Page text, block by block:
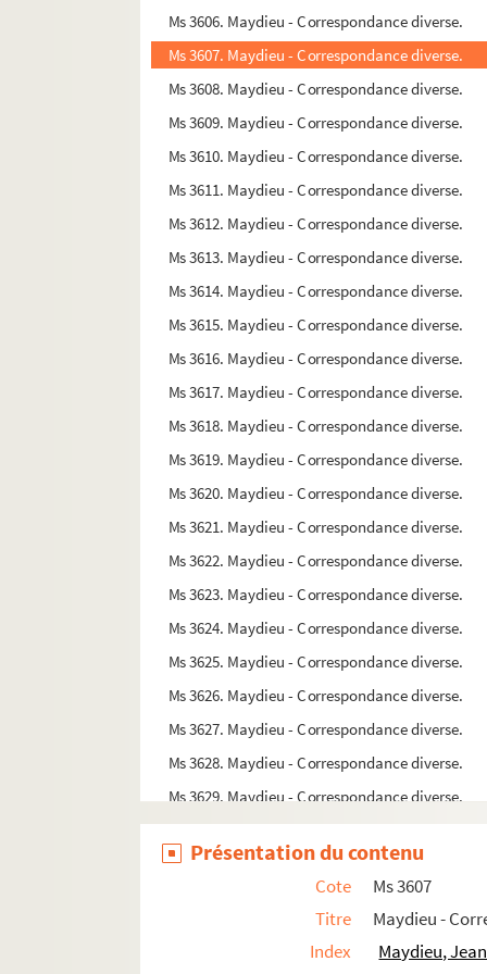
Ms 3606. Maydieu - Correspondance diverse.
Ms 3607. Maydieu - Correspondance diverse.
Ms 3608. Maydieu - Correspondance diverse.
Ms 3609. Maydieu - Correspondance diverse.
Ms 3610. Maydieu - Correspondance diverse.
Ms 3611. Maydieu - Correspondance diverse.
Ms 3612. Maydieu - Correspondance diverse.
Ms 3613. Maydieu - Correspondance diverse.
Ms 3614. Maydieu - Correspondance diverse.
Ms 3615. Maydieu - Correspondance diverse.
Ms 3616. Maydieu - Correspondance diverse.
Ms 3617. Maydieu - Correspondance diverse.
Ms 3618. Maydieu - Correspondance diverse.
Ms 3619. Maydieu - Correspondance diverse.
Ms 3620. Maydieu - Correspondance diverse.
Ms 3621. Maydieu - Correspondance diverse.
Ms 3622. Maydieu - Correspondance diverse.
Ms 3623. Maydieu - Correspondance diverse.
Ms 3624. Maydieu - Correspondance diverse.
Ms 3625. Maydieu - Correspondance diverse.
Ms 3626. Maydieu - Correspondance diverse.
Ms 3627. Maydieu - Correspondance diverse.
Ms 3628. Maydieu - Correspondance diverse.
Ms 3629. Maydieu - Correspondance diverse.
Ms 3630. Maydieu - Correspondance diverse.
Ms 3631. Maydieu - Correspondance diverse.
Ms 3632. Maydieu - Correspondance diverse.
Ms 3633. Maydieu - Correspondance diverse.
Ms 3634. Maydieu - Correspondance diverse.
Présentation du contenu
Cote
Ms 3607
Titre
Maydieu -
Index
Maydieu,